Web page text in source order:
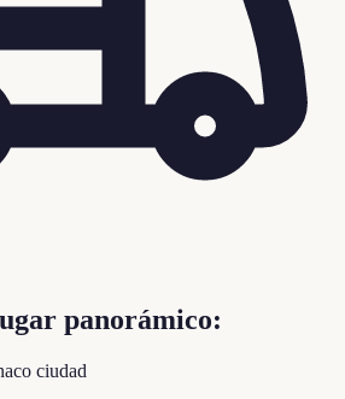
panorámico:
ciudad